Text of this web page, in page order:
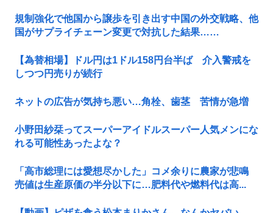
規制強化で他国から譲歩を引き出す中国の外交戦略、他
国がサプライチェーン変更で対抗した結果……
【為替相場】ドル円は1ドル158円台半ば 介入警戒を
しつつ円売りが続行
ネットの広告が気持ち悪い…角栓、歯茎 苦情が急増
小野田紗栞ってスーパーアイドルスーパー人気メンにな
れる可能性あったよな？
「高市総理には愛想尽かした」コメ余りに農家が悲鳴
売値は生産原価の半分以下に…肥料代や燃料代は高...